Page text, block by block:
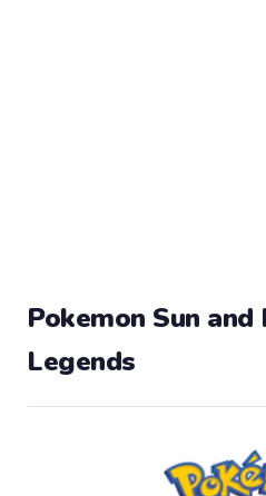
Pokemon Sun
Legends